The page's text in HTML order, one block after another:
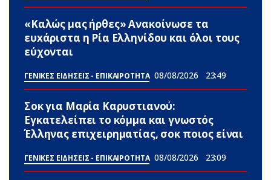
«Καλώς μας ήρθες» Ανακοίνωσε τα
ευxάριστα η Ρία Ελληνίδου και όλοι τους
εύχονται
ΓΕΝΙΚΕΣ ΕΙΔΗΣΕΙΣ - ΕΠΙΚΑΙΡΟΤΗΤΑ 08/08/2026 23:49
Σoκ για Μαρία Καρυστιανού:
Εγκατελείπει το κόμμα και γνωστός
Έλληνας επιχειρηματίας, σoκ ποιος είναι
ΓΕΝΙΚΕΣ ΕΙΔΗΣΕΙΣ - ΕΠΙΚΑΙΡΟΤΗΤΑ 08/08/2026 23:09